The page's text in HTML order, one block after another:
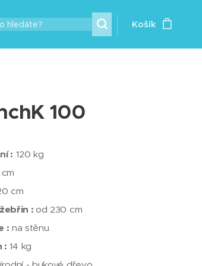
Košík
100
: 120 kg
cm
:od 230 cm
: na stěnu
: 14 kg